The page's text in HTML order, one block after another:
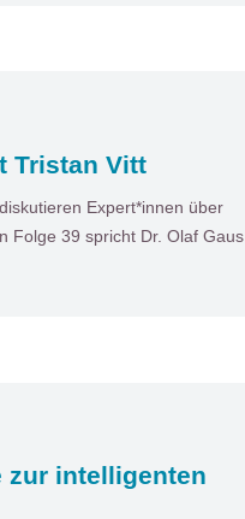
Tristan Vitt
Expert*innen über
Folge 39 spricht Dr. Olaf Gaus
zur intelligenten